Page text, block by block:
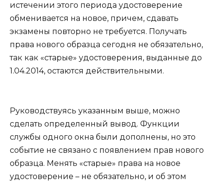
истечении этого периода удостоверение
обменивается на новое, причем, сдавать
экзамены повторно не требуется. Получать
права нового образца сегодня не обязательно,
так как «старые» удостоверения, выданные до
1.04.2014, остаются действительными.
Руководствуясь указанным выше, можно
сделать определенный вывод. Функции
службы одного окна были дополнены, но это
событие не связано с появлением прав нового
образца. Менять «старые» права на новое
удостоверение – не обязательно, и об этом